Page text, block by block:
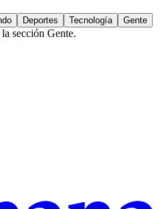
Deportes Tecnología Gente
sección Gente.